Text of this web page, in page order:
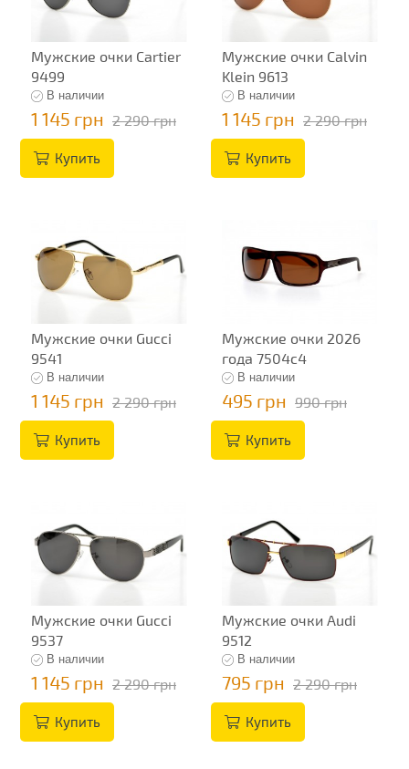
Мужские очки Cartier
9499
В наличии
1 145 грн 2 290 грн
Купить
Мужские очки Calvin
Klein 9613
В наличии
1 145 грн 2 290 грн
Купить
Мужские очки Gucci
9541
В наличии
1 145 грн 2 290 грн
Купить
Мужские очки 2026
года 7504c4
В наличии
495 грн 990 грн
Купить
Мужские очки Gucci
9537
В наличии
1 145 грн 2 290 грн
Купить
Мужские очки Audi
9512
В наличии
795 грн 2 290 грн
Купить